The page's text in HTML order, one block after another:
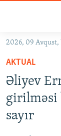
Əsas
qayıt
Əsas
naviqasiyaya
qayıt
Axtarışa
#İZAHLA
#ƏSLINDƏ
2026, 09 Avqust,
AKTUAL
Əliyev
girilməsi
sayır